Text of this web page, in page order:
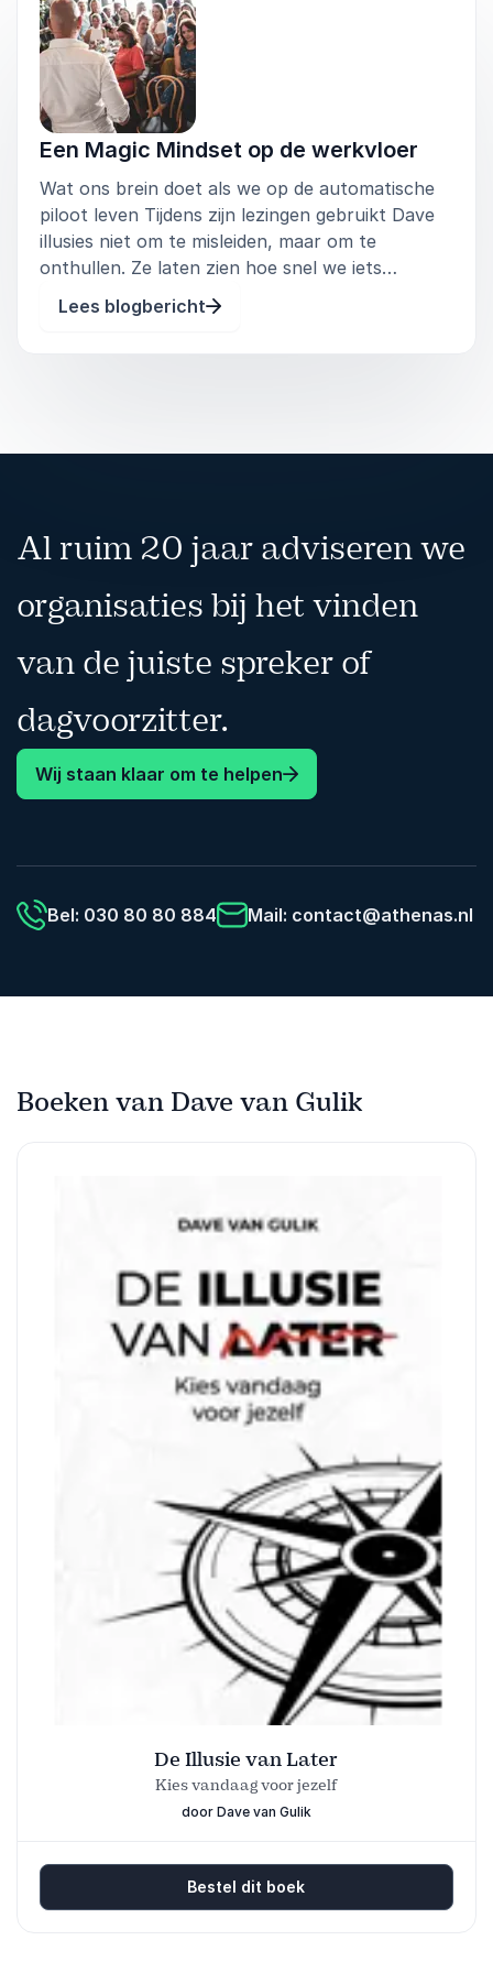
zit vol praktische technieken waarmee je direct
resultaat boekt.
Een Magic Mindset op de werkvloer
Wat ons brein doet als we op de automatische
piloot leven Tijdens zijn lezingen gebruikt Dave
illusies niet om te misleiden, maar om te
onthullen. Ze laten zien hoe snel we iets
geloven, simpelweg omdat het vertrouwd voelt.
Precies dat doet ons brein ook in het dagelijks
Lees blogbericht
Al ruim 20 jaar adviseren we
organisaties bij het vinden
van de juiste spreker of
dagvoorzitter.
Wij staan klaar om te helpen
Bel: 030 80 80 884 Mail: contact@athenas.nl
Boeken van Dave van Gulik
De Illusie van Later
Kies vandaag voor jezelf
door Dave van Gulik
Bestel dit boek